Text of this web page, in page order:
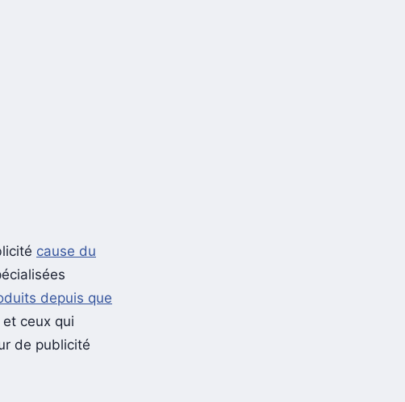
cause du
depuis que
ceux qui
de publicité